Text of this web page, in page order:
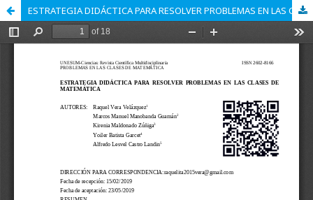
ESTRATEGIA DIDÁCTICA PARA RESOLVER PROBLEMAS EN LAS CLASES DE MATEMÁTICA